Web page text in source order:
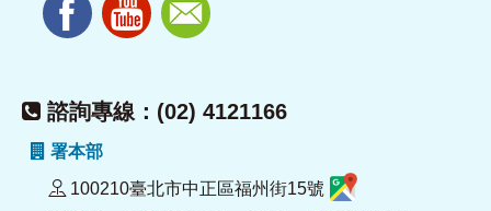
諮詢專線：(02) 4121166
署本部
100210臺北市中正區福州街15號